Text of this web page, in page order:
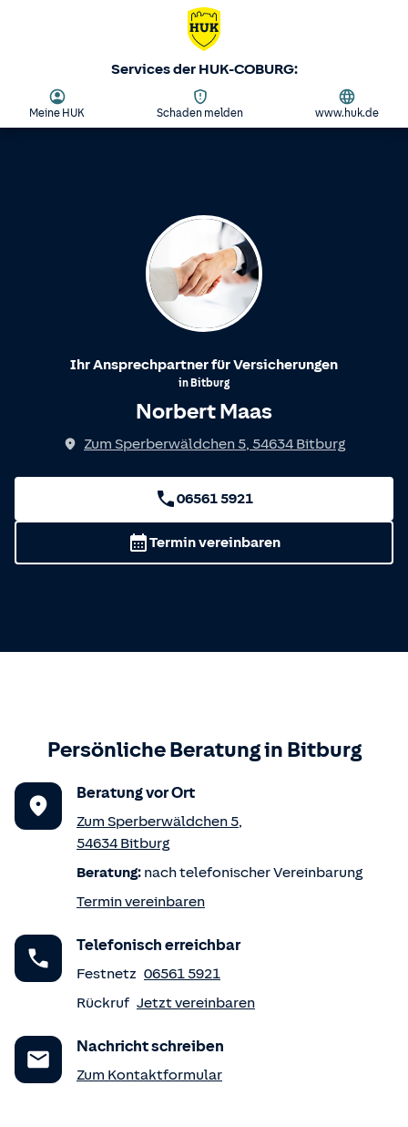
Services der HUK-COBURG:
Meine HUK Schaden melden www.huk.de
Ihr Ansprechpartner für Versicherungen
in Bitburg
Norbert Maas
Zum Sperberwäldchen 5, 54634 Bitburg
06561 5921
Termin vereinbaren
Persönliche Beratung in Bitburg
Beratung vor Ort
Zum Sperberwäldchen 5,
54634 Bitburg
Beratung: nach telefonischer Vereinbarung
Termin vereinbaren
Telefonisch erreichbar
Festnetz 06561 5921
Rückruf Jetzt vereinbaren
Nachricht schreiben
Zum Kontaktformular